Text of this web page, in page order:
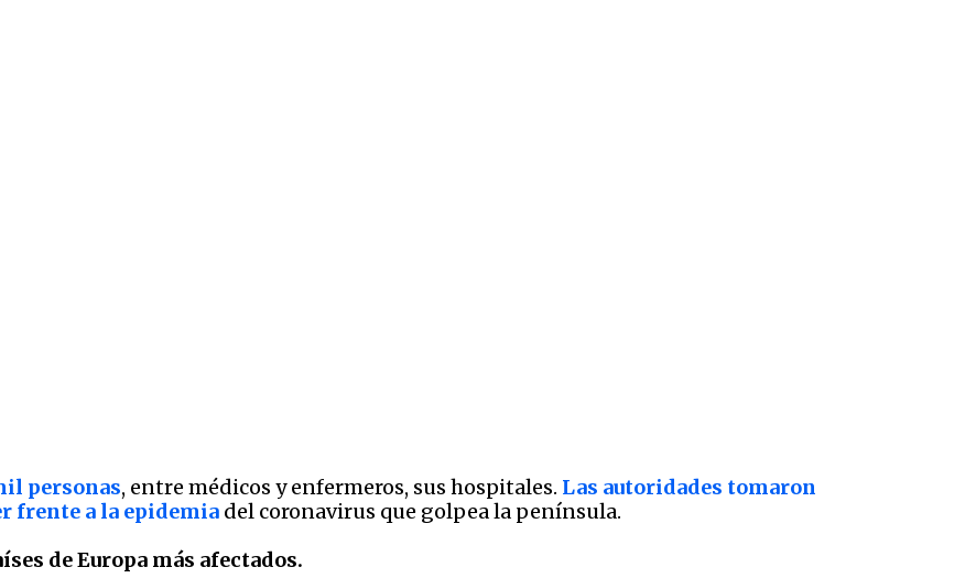
personas, entre médicos y enfermeros, sus hospitales. Las autoridades tomaron
frente a la epidemia del coronavirus que golpea la península.
de Europa más afectados.